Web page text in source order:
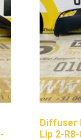
Diffuser
Lip 2-